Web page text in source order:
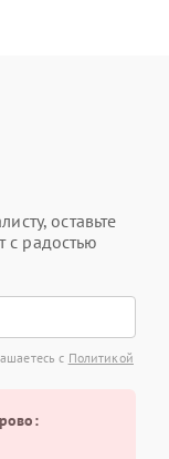
оставьте
с радостью
с Политикой